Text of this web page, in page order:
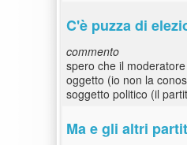
C'è puzza di
commento
spero che il
oggetto (io non la
soggetto politico (il
Ma e gli altri